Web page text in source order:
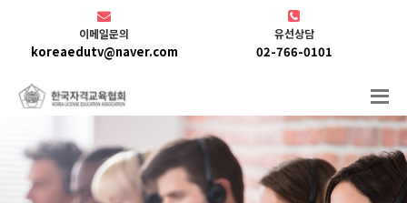
이메일문의
koreaedutv@naver.com
유선상담
02-766-0101